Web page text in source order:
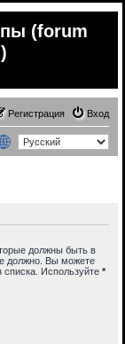
(forum
Вход
Регистрация
должны быть в
должно. Вы можете
списка. Используйте *